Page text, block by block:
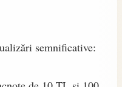
semnificative: